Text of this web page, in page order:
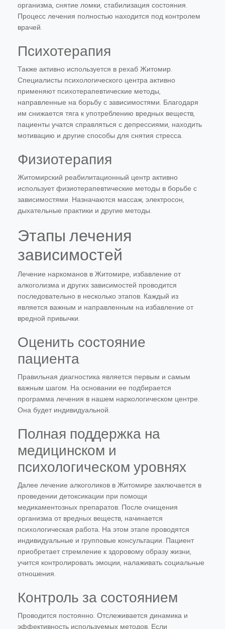
организма, снятие ломки, стабилизация состояния.
Процесс лечения полностью находится под контролем
врачей.
Психотерапия
Также активно используется в рехаб Житомир.
Специалисты психологического центра активно
применяют психотерапевтические методы,
направленные на борьбу с зависимостями. Благодаря
им снижается тяга к употреблению вредных веществ,
пациенты учатся справляться с депрессиями, находить
мотивацию и другие способы для снятия стресса.
Физиотерапия
Житомирский реабилитационный центр активно
использует физиотерапевтические методы в борьбе с
зависимостями. Назначаются массаж, электросон,
дыхательные практики и другие методы.
Этапы лечения
зависимостей
Лечение наркоманов в Житомире, избавление от
алкоголизма и других зависимостей проводится
последовательно в несколько этапов. Каждый из
является важным и направленным на избавление от
вредной привычки.
Оценить состояние
пациента
Правильная диагностика является первым и самым
важным шагом. На основании ее подбирается
программа лечения в нашем наркологическом центре.
Она будет индивидуальной.
Полная поддержка на
медицинском и
психологическом уровнях
Далее лечение алкоголиков в Житомире заключается в
проведении детоксикации при помощи
медикаментозных препаратов. После очищения
организма от вредных веществ, начинается
психологическая работа. На этом этапе проводятся
индивидуальные и групповые консультации. Пациент
приобретает стремление к здоровому образу жизни,
учится контролировать эмоции, налаживать социальные
отношения.
Контроль за состоянием
Проводится постоянно. Отслеживается динамика и
эффективность используемых методов. Если